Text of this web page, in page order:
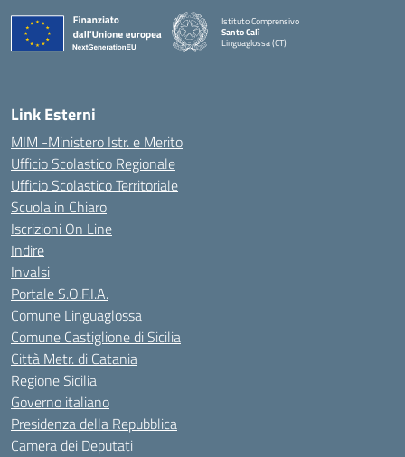
Istituto Comprensivo
Santo Calì
Linguaglossa (CT)
— Visita la pagina iniziale della scuola
Link Esterni
MIM -Ministero Istr. e Merito
Ufficio Scolastico Regionale
Ufficio Scolastico Territoriale
Scuola in Chiaro
Iscrizioni On Line
Indire
Invalsi
Portale S.O.F.I.A.
Comune Linguaglossa
Comune Castiglione di Sicilia
Città Metr. di Catania
Regione Sicilia
Governo italiano
Presidenza della Repubblica
Camera dei Deputati